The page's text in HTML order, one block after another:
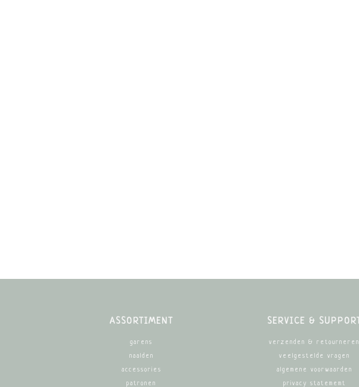
ASSORTIMENT
garens
naalden
accessories
patronen
SERVICE & SUPPORT
verzenden & retourneren
veelgestelde vragen
algemene voorwaarden
privacy statememt